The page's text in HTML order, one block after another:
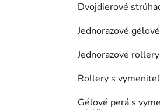
Dvojdierové
Jednorazové
Jednorazové rollery
Rollery s
Gélové perá s